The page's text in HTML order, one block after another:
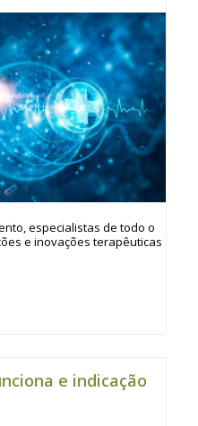
especialistas de todo o
e inovações terapêuticas
e indicação